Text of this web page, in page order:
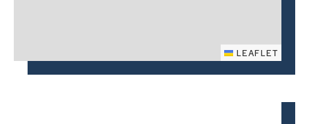
LEAFLET